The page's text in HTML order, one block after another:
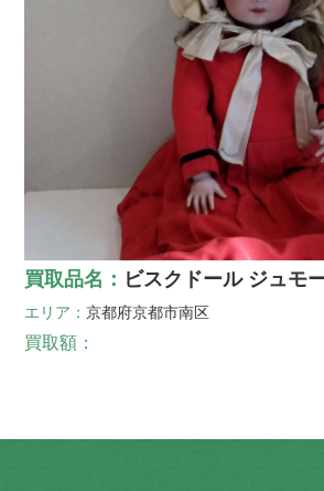
買取品名： ビスクドール ジュモ
エリア：京都府京都市南区
買取額：